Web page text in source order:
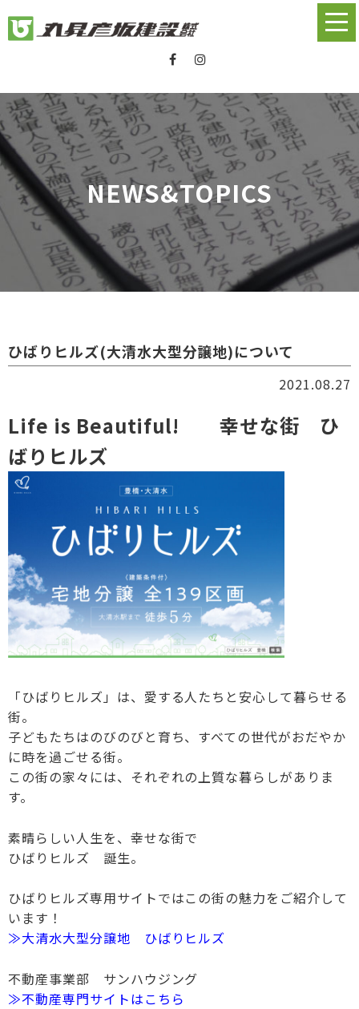
NEWS&TOPICS
ひばりヒルズ(大清水大型分譲地)について
2021.08.27
Life is Beautiful! 幸せな街 ひ
ばりヒルズ
「ひばりヒルズ」は、愛する人たちと安心して暮らせる
街。
子どもたちはのびのびと育ち、すべての世代がおだやか
に時を過ごせる街。
この街の家々には、それぞれの上質な暮らしがありま
す。
素晴らしい人生を、幸せな街で
ひばりヒルズ 誕生。
ひばりヒルズ専用サイトではこの街の魅力をご紹介して
います！
≫大清水大型分譲地 ひばりヒルズ
不動産事業部 サンハウジング
≫不動産専門サイトはこちら